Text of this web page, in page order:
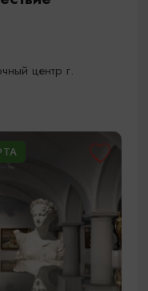
центр г.